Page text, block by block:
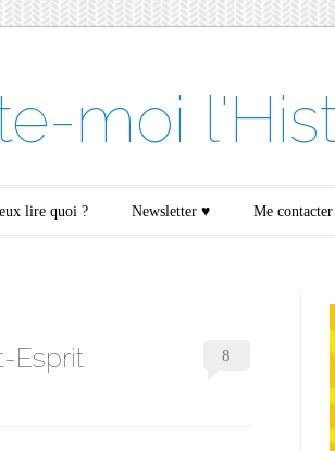
moi
lire quoi ? Newsletter ♥ Me contacter
Esprit 8